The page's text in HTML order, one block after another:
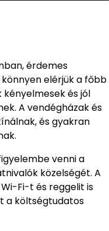
érdemes
elérjük a főbb
és jól
A vendégházak és
és gyakran
venni a
közelségét. A
Fi-t és reggelit is
a költségtudatos